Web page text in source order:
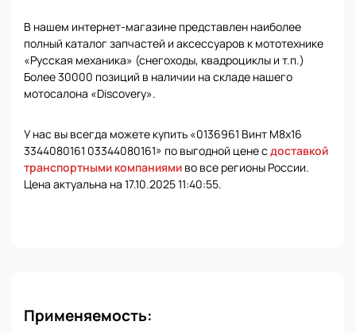
В нашем интернет-магазине представлен наиболее
полный каталог запчастей и аксессуаров к мототехнике
«Русская механика» (снегоходы, квадроциклы и т.п.)
Более 30000 позиций в наличии на складе нашего
мотосалона «Discovery».
У нас вы всегда можете купить «0136961 Винт М8х16
3344080161 03344080161» по выгодной цене с доставкой
транспортными компаниями во все регионы России.
Цена актуальна на 17.10.2025 11:40:55.
Применяемость: